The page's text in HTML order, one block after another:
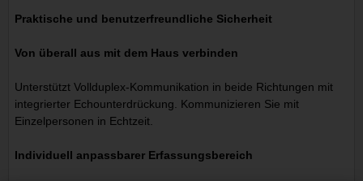
Praktische und benutzerfreundliche Sicherheit
Von überall aus mit dem Haus verbinden
Unterstützt Vollduplex-Kommunikation in beide Richtungen mit
integrierter Echounterdrückung. Kommunizieren Sie mit
Einzelpersonen in Echtzeit.
Individuell anpassbarer Erfassungsbereich